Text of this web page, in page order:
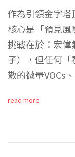
作為引領金字
核心是「預見
挑戰在於：宏
子），但任何
散的微量VOCs
read more